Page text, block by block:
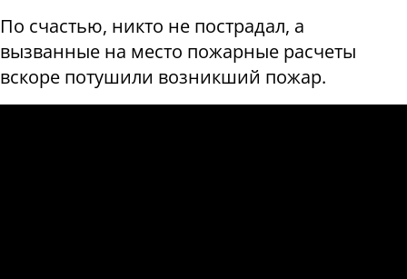
По счастью, никто не пострадал, а
вызванные на место пожарные расчеты
вскоре потушили возникший пожар.